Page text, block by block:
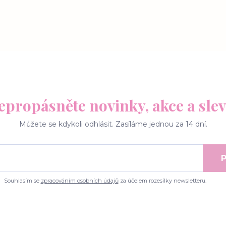
novinky, akce a
Můžete se kdykoli odhlásit. Zasíláme jednou za 14 dní.
Souhlasím se zpracováním osobních údajůza účelem rozesílky newsletteru.